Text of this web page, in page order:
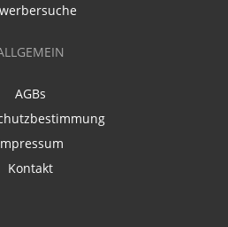
AGBs
Kontakt